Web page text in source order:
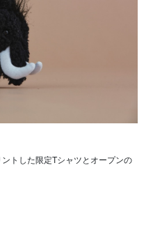
トした限定Tシャツとオープンの